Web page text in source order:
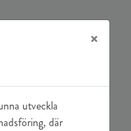
×
utveckla
där